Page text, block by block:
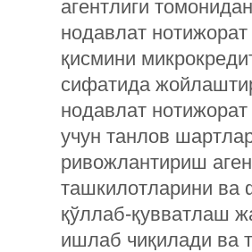
агентлиги
нодавлат
қисмини
сифатида
нодавлат
учун танлов
ривожлантириш
ташкилотларини ва
қўллаб-қувватлаш
ишлаб чиқилади ва